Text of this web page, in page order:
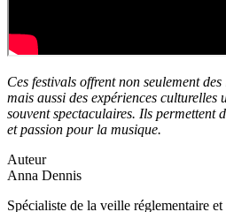
Ces festivals offrent non seulement
mais aussi des expériences culturelles
souvent spectaculaires. Ils permettent
et passion pour la musique.
Auteur
Anna Dennis
Spécialiste de la veille réglementaire